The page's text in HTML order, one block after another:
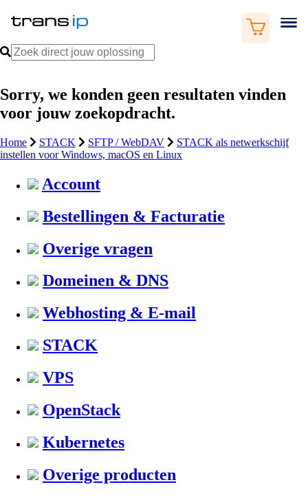
Sorry, we konden geen resultaten vinden
voor jouw zoekopdracht.
Home STACK SFTP / WebDAV
STACK als netwerkschijf
instellen voor Windows, macOS en Linux
Account
Bestellingen & Facturatie
Overige vragen
Domeinen & DNS
Webhosting & E-mail
STACK
VPS
OpenStack
Kubernetes
Overige producten